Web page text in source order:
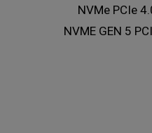
NVMe PCIe
NVME GEN 5